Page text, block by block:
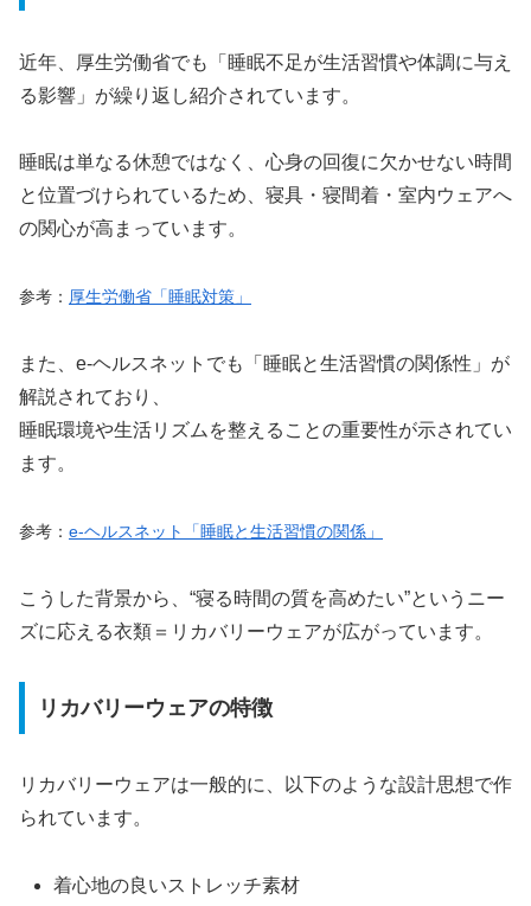
近年、厚生労働省でも「睡眠不足が生活習慣や体調に与え
る影響」が繰り返し紹介されています。
睡眠は単なる休憩ではなく、心身の回復に欠かせない時間
と位置づけられているため、寝具・寝間着・室内ウェアへ
の関心が高まっています。
参考： 厚生労働省「睡眠対策」
また、e-ヘルスネットでも「睡眠と生活習慣の関係性」が
解説されており、
睡眠環境や生活リズムを整えることの重要性が示されてい
ます。
参考： e-ヘルスネット「睡眠と生活習慣の関係」
こうした背景から、“寝る時間の質を高めたい”というニー
ズに応える衣類＝リカバリーウェアが広がっています。
リカバリーウェアの特徴
リカバリーウェアは一般的に、以下のような設計思想で作
られています。
着心地の良いストレッチ素材